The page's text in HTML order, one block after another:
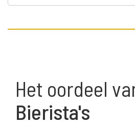
Het oordeel
Bierista's